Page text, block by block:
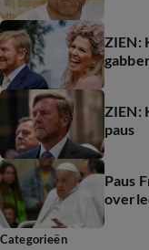
ZIEN:
ZIEN:
paus
Paus
Categorieën